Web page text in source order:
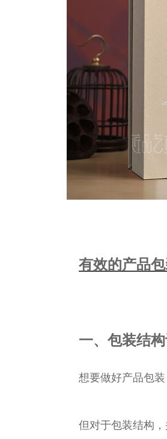
有效的产品
一、包装结
想要做好产品包
但对于包装结构